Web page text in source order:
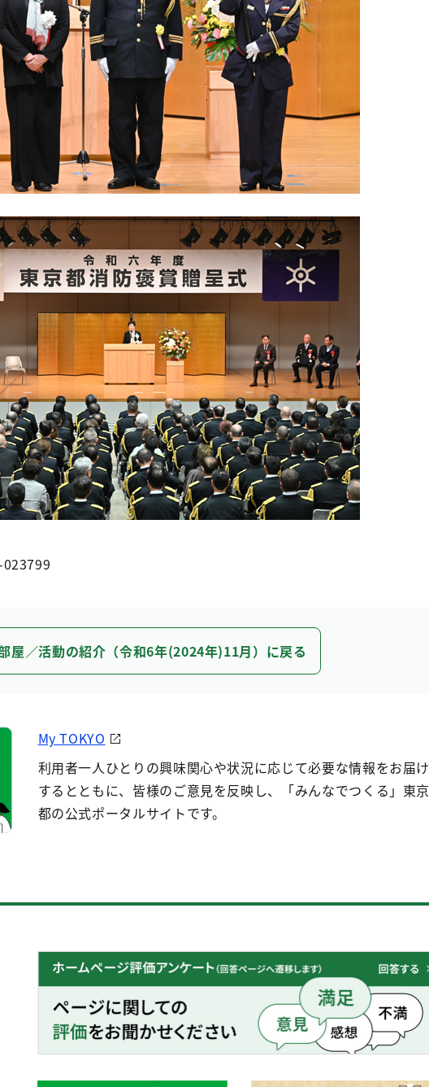
屋／活動の紹介（令和6年(2024年)11月）に戻る
My TOKYO
利用者一人ひとりの興味関心や状況に応じて必要な情報をお届け
するとともに、皆様のご意見を反映し、「みんなでつくる」東京
都の公式ポータルサイトです。